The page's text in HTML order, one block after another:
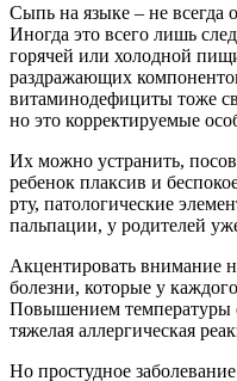
Сыпь на языке – не всегда
Иногда это всего лишь
горячей или холодной
раздражающих
витаминодефициты тоже
но это корректируемые
Их можно устранить,
ребенок плаксив и
рту, патологические
пальпации, у родителей
Акцентировать внимание
болезни, которые у
Повышением температуры
тяжелая аллергическая
Но простудное